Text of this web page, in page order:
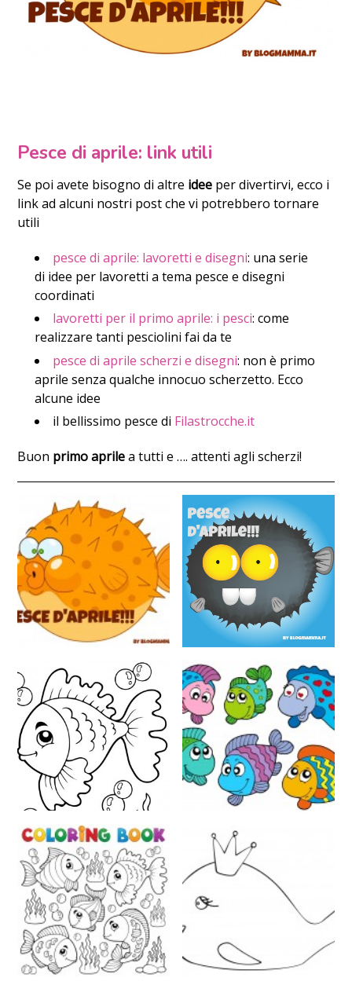
Pesce di aprile: link utili
Se poi avete bisogno di altre idee per divertirvi, ecco i
link ad alcuni nostri post che vi potrebbero tornare
utili
pesce di aprile: lavoretti e disegni: una serie
di idee per lavoretti a tema pesce e disegni
coordinati
lavoretti per il primo aprile: i pesci: come
realizzare tanti pesciolini fai da te
pesce di aprile scherzi e disegni: non è primo
aprile senza qualche innocuo scherzetto. Ecco
alcune idee
il bellissimo pesce di Filastrocche.it
Buon primo aprilea tutti e …. attenti agli scherzi!